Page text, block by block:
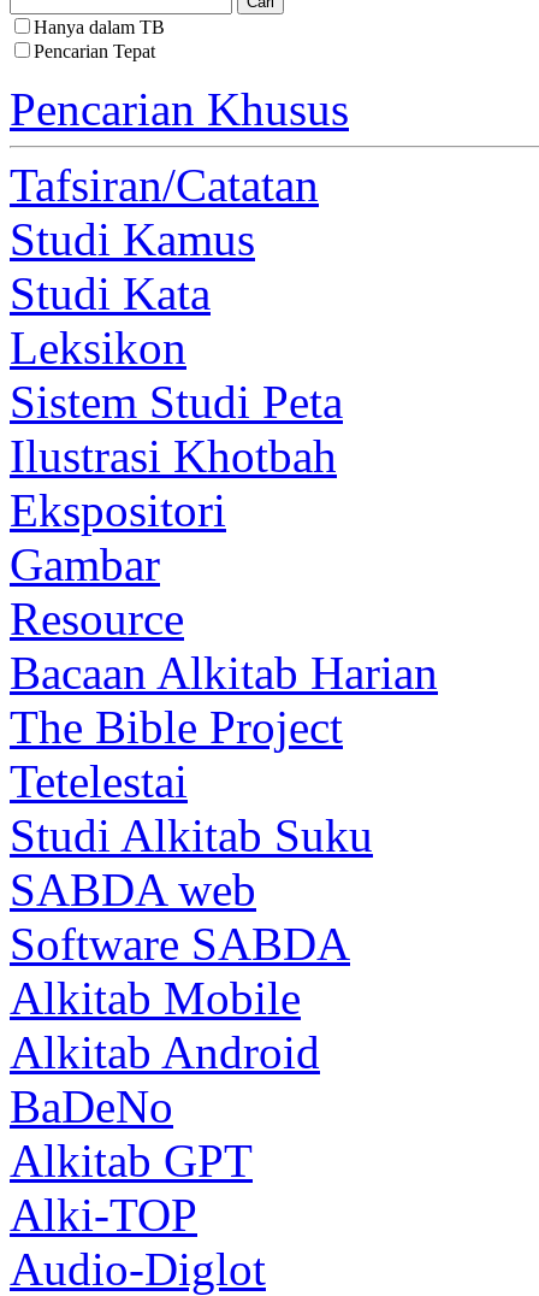
Hanya dalam TB
Pencarian Tepat
Pencarian Khusus
Tafsiran/Catatan
Studi Kamus
Studi Kata
Leksikon
Sistem Studi Peta
Ilustrasi Khotbah
Ekspositori
Gambar
Resource
Bacaan Alkitab Harian
The Bible Project
Tetelestai
Studi Alkitab Suku
SABDA web
Software SABDA
Alkitab Mobile
Alkitab Android
BaDeNo
Alkitab GPT
Alki-TOP
Audio-Diglot